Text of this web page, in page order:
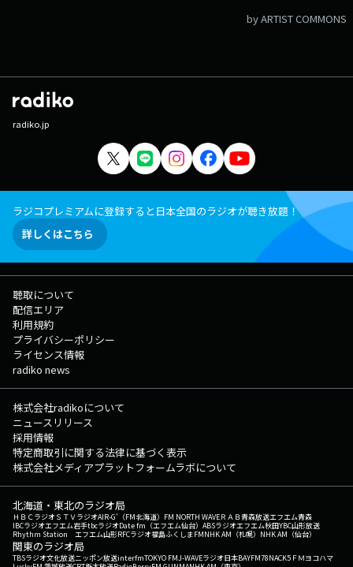
by ARTIST COMMONS
radiko.jp
ラジコプレミアムに登録すると日本全国のラジオが聴き放題！
詳しくはこちら
聴取について
配信エリア
利用規約
プライバシーポリシー
ライセンス情報
radiko news
株式会社radikoについて
ニュースリリース
採用情報
特定商取引に関する法律に基づく表示
株式会社メディアプラットフォームラボについて
北海道・東北のラジオ局
ＨＢＣラジオＳＴＶラジオAIR-G'（FM北海道） FM NORTH WAVEＲＡＢ青森放送エフエム青森
IBCラジオエフエム岩手tbcラジオDate fm（エフエム仙台） ABSラジオエフエム秋田YBC山形放送
Rhythm Station エフエム山形RFCラジオ福島ふくしまFMNHK AM（札幌） NHK AM（仙台）
関東のラジオ局
TBSラジオ文化放送ニッポン放送interfmTOKYO FMJ-WAVEラジオ日本BAYFM78NACK5 ＦＭヨコハマ